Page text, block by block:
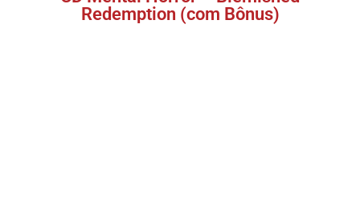
Redemption (com Bônus)